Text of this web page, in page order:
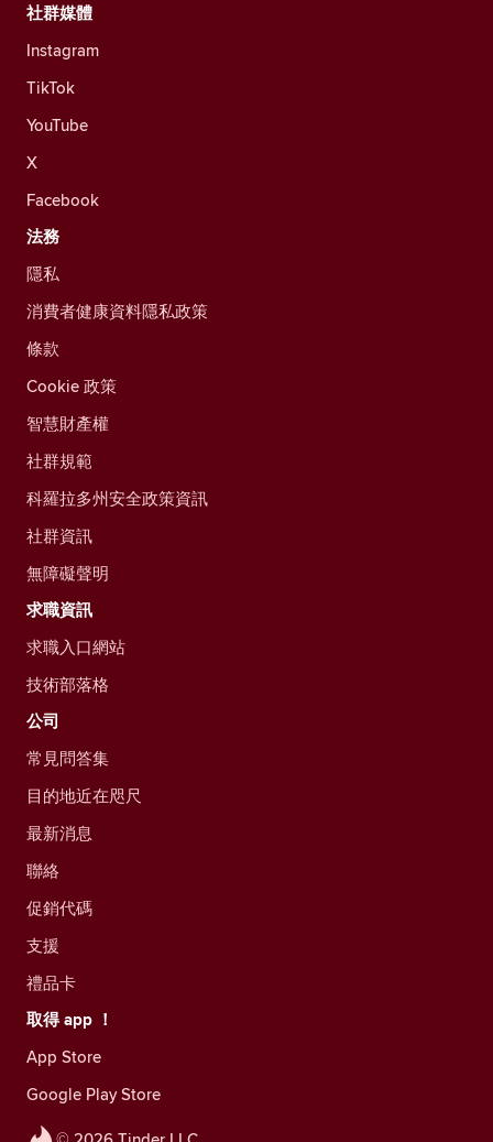
社群媒體
Instagram
TikTok
YouTube
X
Facebook
法務
隱私
消費者健康資料隱私政策
條款
Cookie 政策
智慧財產權
社群規範
科羅拉多州安全政策資訊
社群資訊
無障礙聲明
求職資訊
求職入口網站
技術部落格
公司
常見問答集
目的地近在咫尺
最新消息
聯絡
促銷代碼
支援
禮品卡
取得 app ！
App Store
Google Play Store